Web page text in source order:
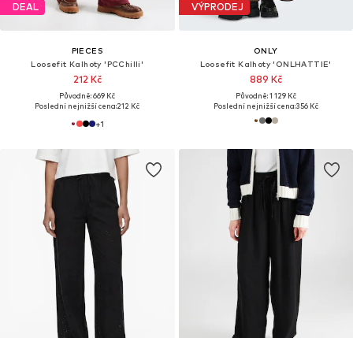
DEAL
PIECES
Loosefit Kalhoty 'PCChilli'
212 Kč
Původně: 669 Kč
Poslední nejnižší cena:212 Kč
+1
VÝPRODEJ
ONLY
Loosefit Kalhoty 'ONLHATTIE'
889 Kč
Původně: 1 129 Kč
Poslední nejnižší cena:356 Kč